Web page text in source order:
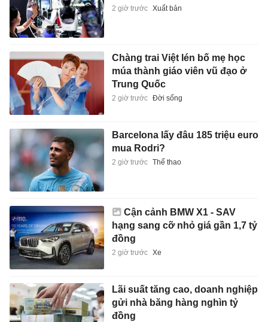
2 giờ trước Xuất bản
Chàng trai Việt lén bố mẹ học
múa thành giáo viên vũ đạo ở
Trung Quốc
2 giờ trước Đời sống
Barcelona lấy đâu 185 triệu euro
mua Rodri?
2 giờ trước Thể thao
Cận cảnh BMW X1 - SAV
hạng sang cỡ nhỏ giá gần 1,7 tỷ
đồng
2 giờ trước Xe
Lãi suất tăng cao, doanh nghiệp
gửi nhà băng hàng nghìn tỷ
đồng